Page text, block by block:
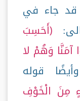
قد جاء في
أَحَسِبَ
آمَنَّا وَهُمْ لا
وأيضًا قوله
مِنَ الْخَوْفِ